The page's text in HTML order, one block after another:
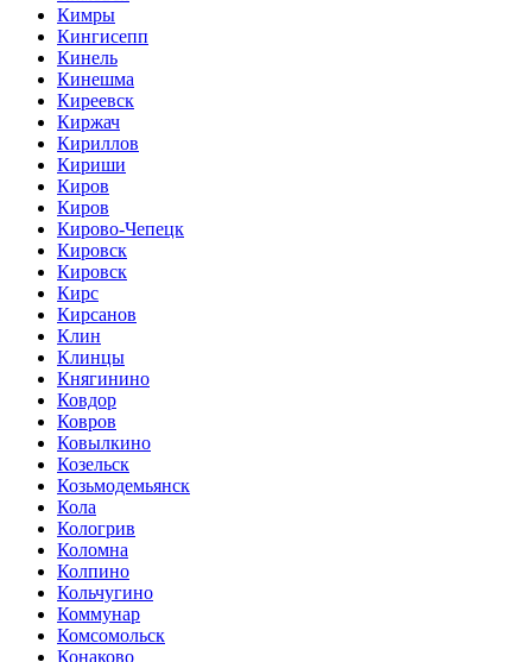
Кимры
Кингисепп
Кинель
Кинешма
Киреевск
Киржач
Кириллов
Кириши
Киров
Киров
Кирово-Чепецк
Кировск
Кировск
Кирс
Кирсанов
Клин
Клинцы
Княгинино
Ковдор
Ковров
Ковылкино
Козельск
Козьмодемьянск
Кола
Кологрив
Коломна
Колпино
Кольчугино
Коммунар
Комсомольск
Конаково